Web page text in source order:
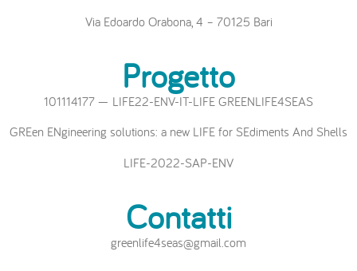
Via Edoardo Orabona, 4 – 70125 Bari
Progetto
101114177 — LIFE22-ENV-IT-LIFE GREENLIFE4SEAS
GREen ENgineering solutions: a new LIFE for SEdiments And Shells
LIFE-2022-SAP-ENV
Contatti
greenlife4seas@gmail.com